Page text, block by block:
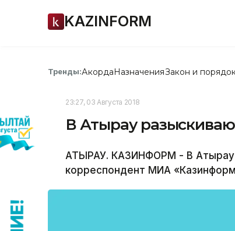
KAZINFORM
Тренды:АкордаНазначенияЗакон и порядок
23:27, 03 Августа 2018
В Атырау
АТЫРАУ. КАЗИНФОРМ - В Атырау
корреспондент МИА